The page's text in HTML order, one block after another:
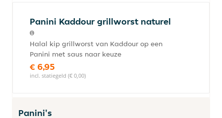
Panini Kaddour grillworst naturel
Halal kip grillworst van Kaddour op een
Panini met saus naar keuze
€ 6,95
incl. statiegeld (€ 0,00)
Panini's